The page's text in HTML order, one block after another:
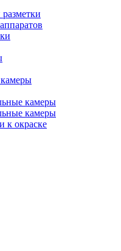
камеры
камеры
к окраске